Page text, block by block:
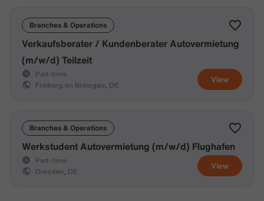
Branches & Operations
View
Verkaufsberater / Kundenberater Autovermietung
(m/w/d) Teilzeit
Part-time
Freiburg im Breisgau, DE
Branches & Operations
View
Werkstudent Autovermietung (m/w/d) Flughafen
Part-time
Dresden, DE